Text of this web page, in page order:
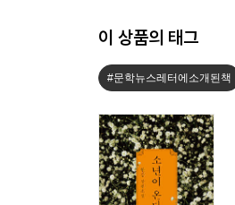
이 상품의 태그
#문학뉴스레터에소개된책